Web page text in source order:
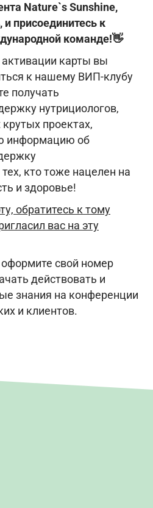
Nature`s Sunshine,
и присоединитесь к
команде!👋
карты вы
к нашему ВИП-клубу
получать
нутрициологов,
проектах,
информацию об
кто тоже нацелен на
и здоровье!
обратитесь к тому
вас на эту
свой номер
действовать и
знания на конференции
и клиентов.